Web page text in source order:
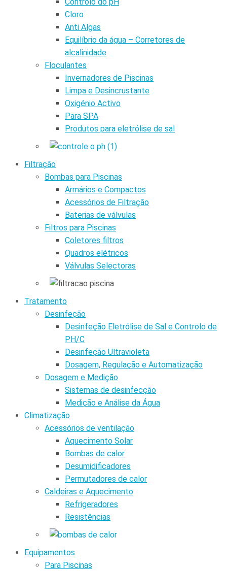
Cloro
Anti Algas
Equilíbrio da água – Corretores de
alcalinidade
Floculantes
Invernadores de Piscinas
Limpa e Desincrustante
Oxigénio Activo
Para SPA
Produtos para eletrólise de sal
Filtração
Bombas para Piscinas
Armários e Compactos
Acessórios de Filtração
Baterias de válvulas
Filtros para Piscinas
Coletores filtros
Quadros elétricos
Válvulas Selectoras
Tratamento
Desinfeção
Desinfeção Eletrólise de Sal e Controlo de
PH/C
Desinfeção Ultravioleta
Dosagem, Regulação e Automatização
Dosagem e Medição
Sistemas de desinfecção
Medição e Análise da Água
Climatização
Acessórios de ventilação
Aquecimento Solar
Bombas de calor
Desumidificadores
Permutadores de calor
Caldeiras e Aquecimento
Refrigeradores
Resistências
Equipamentos
Para Piscinas